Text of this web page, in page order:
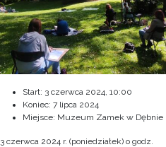
Start: 3 czerwca 2024, 10:00
Koniec: 7 lipca 2024
Miejsce: Muzeum Zamek w Dębnie
3 czerwca 2024 r. (poniedziałek) o godz.